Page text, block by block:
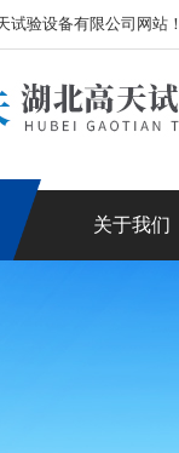
试验设备有限公司网站！
关于我们